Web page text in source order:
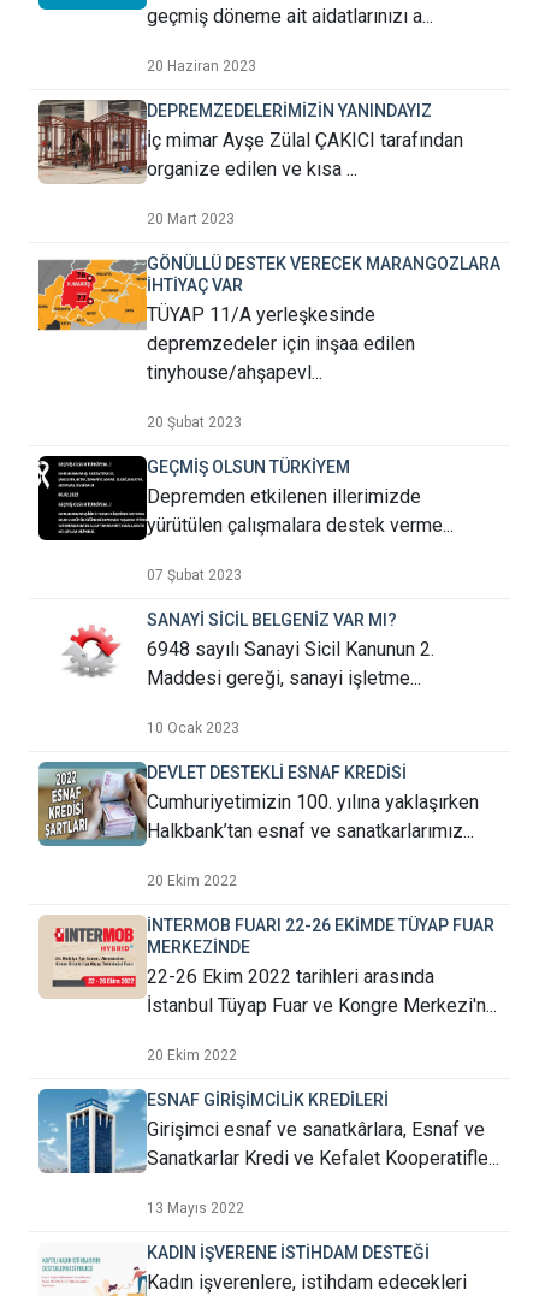
geçmiş döneme ait aidatlarınızı a...
20 Haziran 2023
DEPREMZEDELERİMİZİN YANINDAYIZ
İç mimar Ayşe Zülal ÇAKICI tarafından
organize edilen ve kısa ...
20 Mart 2023
GÖNÜLLÜ DESTEK VERECEK MARANGOZLARA
İHTİYAÇ VAR
TÜYAP 11/A yerleşkesinde
depremzedeler için inşaa edilen
tinyhouse/ahşapevl...
20 Şubat 2023
GEÇMİŞ OLSUN TÜRKİYEM
Depremden etkilenen illerimizde
yürütülen çalışmalara destek verme...
07 Şubat 2023
SANAYİ SİCİL BELGENİZ VAR MI?
6948 sayılı Sanayi Sicil Kanunun 2.
Maddesi gereği, sanayi işletme...
10 Ocak 2023
DEVLET DESTEKLİ ESNAF KREDİSİ
Cumhuriyetimizin 100. yılına yaklaşırken
Halkbank’tan esnaf ve sanatkarlarımız...
20 Ekim 2022
İNTERMOB FUARI 22-26 EKİMDE TÜYAP FUAR
MERKEZİNDE
22-26 Ekim 2022 tarihleri arasında
İstanbul Tüyap Fuar ve Kongre Merkezi'n...
20 Ekim 2022
ESNAF GİRİŞİMCİLİK KREDİLERİ
Girişimci esnaf ve sanatkârlara, Esnaf ve
Sanatkarlar Kredi ve Kefalet Kooperatifle...
13 Mayıs 2022
KADIN İŞVERENE İSTİHDAM DESTEĞİ
Kadın işverenlere, istihdam edecekleri